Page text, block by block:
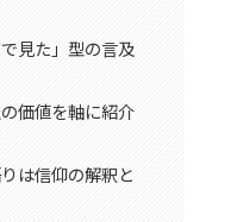
見た」型の言及
価値を軸に紹介
は信仰の解釈と